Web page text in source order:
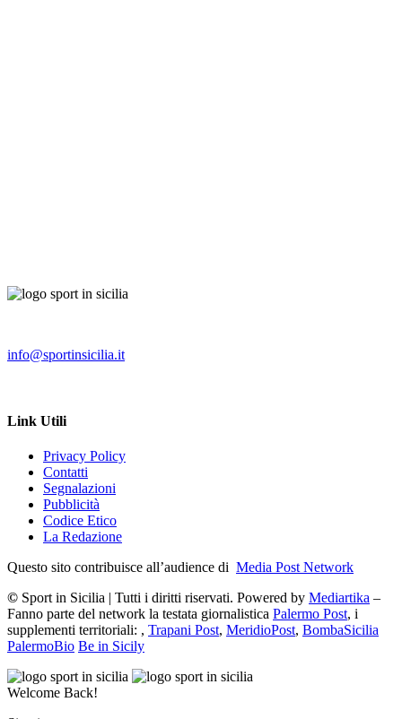
info@sportinsicilia.it
Link Utili
Privacy Policy
Contatti
Segnalazioni
Pubblicità
Codice Etico
La Redazione
Questo sito contribuisce all’audience di Media Post Network
© Sport in Sicilia | Tutti i diritti riservati. Powered by Mediartika –
Fanno parte del network la testata giornalistica Palermo Post, i
supplementi territoriali: , Trapani Post, MeridioPost, BombaSicilia
PalermoBio Be in Sicily
Welcome Back!